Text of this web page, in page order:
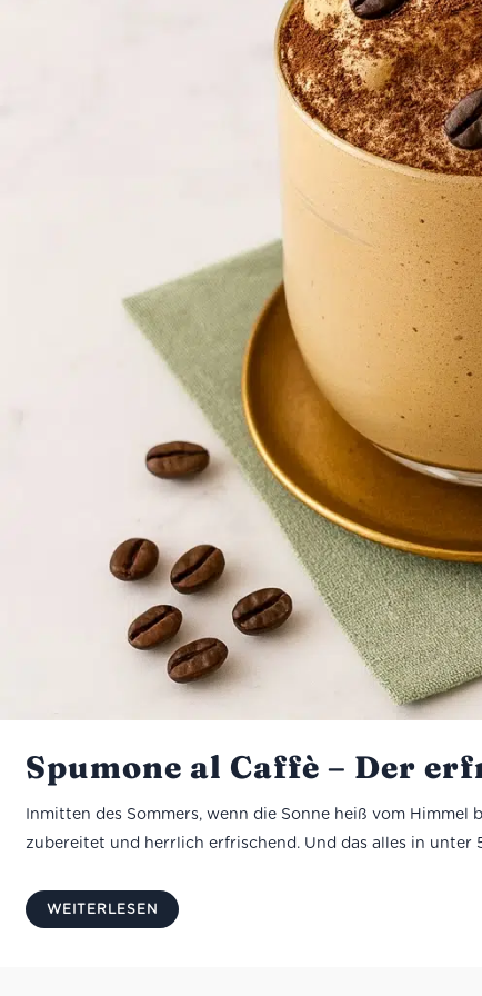
Spumone al Caffè – Der
Inmitten des Sommers, wenn die Sonne heiß vom
zubereitet und herrlich erfrischend. Und das alles in unter
WEITERLESEN